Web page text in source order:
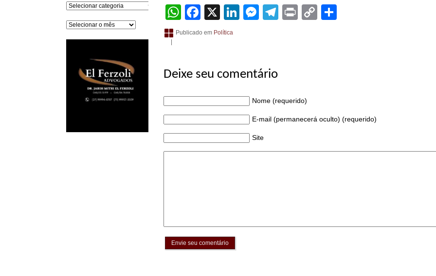
Categorias
Arquivos
WhatsApp
Facebook
X LinkedIn
Messenger
Telegram
PrintCopy
Publicado em Política
Deixe seu comentário
Nome (requerido)
E-mail (permanecerá oculto) (requerido)
Site
Envie seu comentário